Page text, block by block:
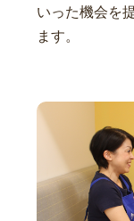
いった機会を
ます。